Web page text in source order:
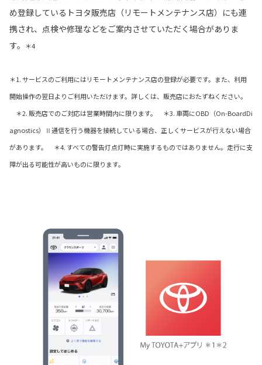
め登録しているトヨタ販売店（リモートメンテナンス店）にも連
携され、点検や修理などをご案内させていただく場合がありま
す。
＊4
＊1. サービスのご利用にはリモートメンテナンス店の登録が必要です。また、利用
開始操作の翌日よりご利用いただけます。詳しくは、販売店におたずねください。
＊2. 販売店でのご対応は営業時間内に限ります。 ＊3. 車両にOBD（On-BoardDi
agnostics）Ⅱ通信を行う機器を接続している場合、正しくサービスが行えない場合
があります。 ＊4. すべての警告灯点灯時に実施するものではありません。走行に支
障が出る可能性が高いものに限ります。